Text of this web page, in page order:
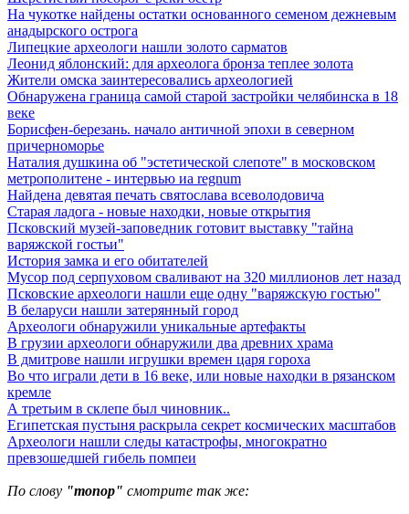
На чукотке найдены остатки основанного семеном дежневым
анадырского острога
Липецкие археологи нашли золото сарматов
Леонид яблонский: для археолога бронза теплее золота
Жители омска заинтересовались археологией
Обнаружена граница самой старой застройки челябинска в 18
веке
Борисфен-березань. начало античной эпохи в северном
причерноморье
Наталия душкина об "эстетической слепоте" в московском
метрополитене - интервью иа regnum
Найдена девятая печать святослава всеволодовича
Старая ладога - новые находки, новые открытия
Псковский музей-заповедник готовит выставку "тайна
варяжской гостьи"
История замка и его обитателей
Мусор под cерпуховом сваливают на 320 миллионов лет назад
Псковские археологи нашли еще одну "варяжскую гостью"
В беларуси нашли затерянный город
Археологи обнаружили уникальные артефакты
В грузии археологи обнаружили два древних храма
В дмитрове нашли игрушки времен царя гороха
Во что играли дети в 16 веке, или новые находки в рязанском
кремле
А третьим в склепе был чиновник..
Египетская пустыня раскрыла секрет космических масштабов
Археологи нашли следы катастрофы, многократно
превзошедшей гибель помпеи
По слову "топор" смотрите так же: